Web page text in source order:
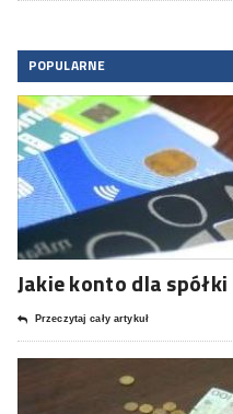
POPULARNE
Jakie konto dla spółki
Przeczytaj cały artykuł